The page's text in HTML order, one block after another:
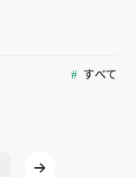
すべて